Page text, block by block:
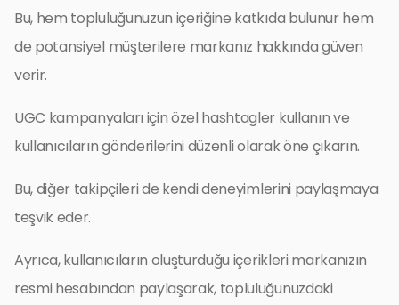
Bu, hem topluluğunuzun içeriğine katkıda bulunur hem
de potansiyel müşterilere markanız hakkında güven
verir.
UGC kampanyaları için özel hashtagler kullanın ve
kullanıcıların gönderilerini düzenli olarak öne çıkarın.
Bu, diğer takipçileri de kendi deneyimlerini paylaşmaya
teşvik eder.
Ayrıca, kullanıcıların oluşturduğu içerikleri markanızın
resmi hesabından paylaşarak, topluluğunuzdaki